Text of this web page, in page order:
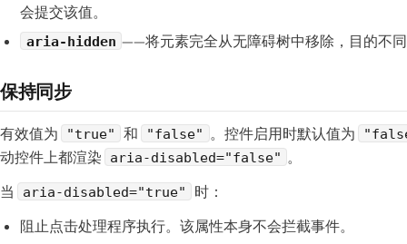
会提交该值。
aria-hidden ——将元素完全从无障碍树中移除，目的不
保持同步
有效值为 "true" 和 "false" 。控件启用时默认值为
动控件上都渲染 aria-disabled="false" 。
当
aria-disabled="true"
时：
阻止点击处理程序执行。该属性本身不会拦截事件。